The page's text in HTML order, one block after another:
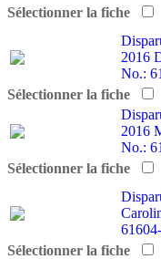
Sélectionner la fiche
2016
No.:
Sélectionner la fiche
2016
No.:
Sélectionner la fiche
Sélectionner la fiche